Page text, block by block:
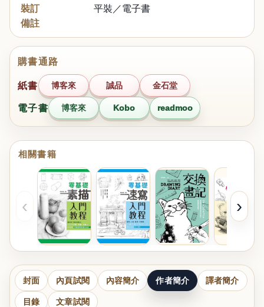
裝訂
平裝／電子書
備註
購書通路
紙書 博客來 誠品 金石堂
電子書 博客來 Kobo readmoo
相關書籍
‹ ›
封面 內頁試閱 內容簡介 作者簡介 譯者簡介
目錄 文章試閱